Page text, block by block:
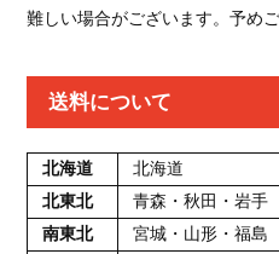
難しい場合がございます。予め
送料について
北海道 北海道
北東北
青森・秋田・岩手
南東北
宮城・山形・福島